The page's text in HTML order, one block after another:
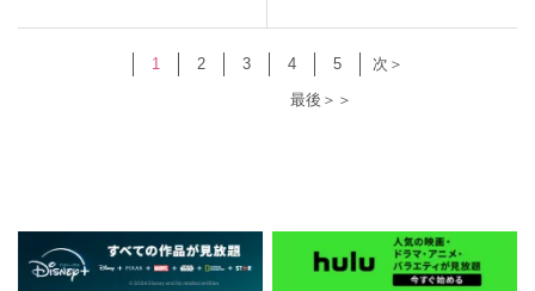
1 2 3 4 5
次＞
最後＞＞